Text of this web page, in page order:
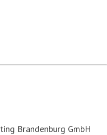
Brandenburg GmbH